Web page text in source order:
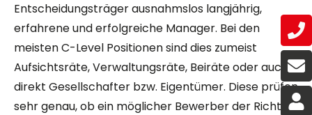
Entscheidungsträger ausnahmslos langjährig,
erfahrene und erfolgreiche Manager. Bei den
meisten C-Level Positionen sind dies zumeist
Aufsichtsräte, Verwaltungsräte, Beiräte oder auch
direkt Gesellschafter bzw. Eigentümer. Diese prüfen
sehr genau, ob ein möglicher Bewerber der Richtige